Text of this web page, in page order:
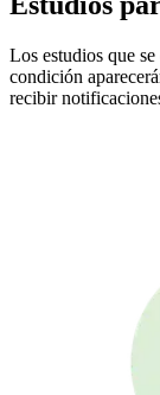
Los estudios que
condición
recibir